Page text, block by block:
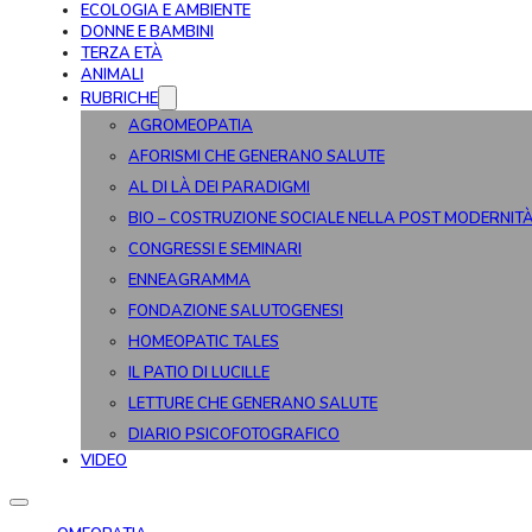
ECOLOGIA E AMBIENTE
DONNE E BAMBINI
TERZA ETÀ
ANIMALI
RUBRICHE
AGROMEOPATIA
AFORISMI CHE GENERANO SALUTE
AL DI LÀ DEI PARADIGMI
BIO – COSTRUZIONE SOCIALE NELLA POST
CONGRESSI E SEMINARI
ENNEAGRAMMA
FONDAZIONE SALUTOGENESI
HOMEOPATIC TALES
IL PATIO DI LUCILLE
LETTURE CHE GENERANO SALUTE
DIARIO PSICOFOTOGRAFICO
VIDEO